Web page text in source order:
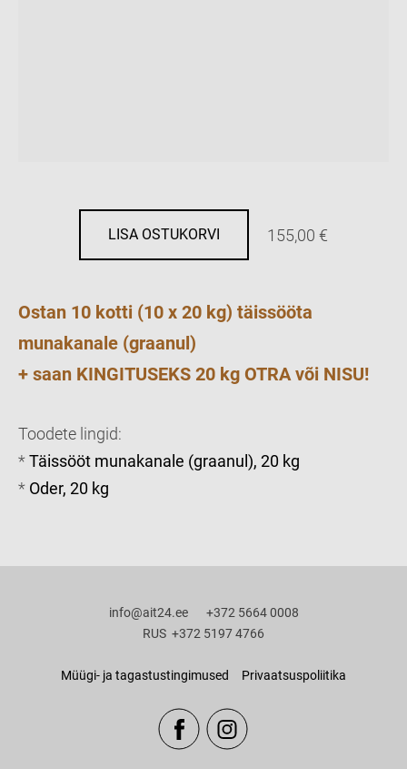
LISA OSTUKORVI 155,00 €
Ostan 10 kotti (10 x 20 kg) täissööta
munakanale (graanul)
+ saan KINGITUSEKS 20 kg OTRA või NISU!
Toodete lingid:
*Täissööt munakanale (graanul), 20 kg
* Oder, 20 kg
info@ait24.ee +372 5664 0008
RUS +372 5197 4766
Müügi- ja tagastustingimused Privaatsuspoliitika